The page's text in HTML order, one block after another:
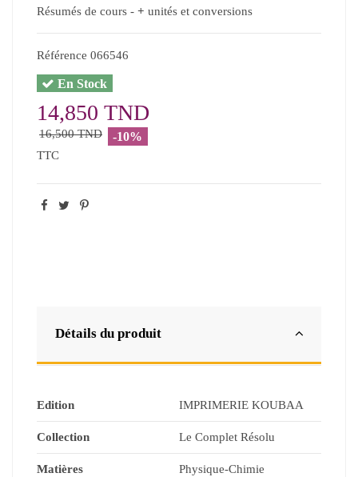
Résumés de cours - + unités et conversions
Référence 066546
En Stock
14,850 TND
16,500 TND -10%
TTC
Détails du produit
Edition IMPRIMERIE KOUBAA
Collection Le Complet Résolu
Matières Physique-Chimie